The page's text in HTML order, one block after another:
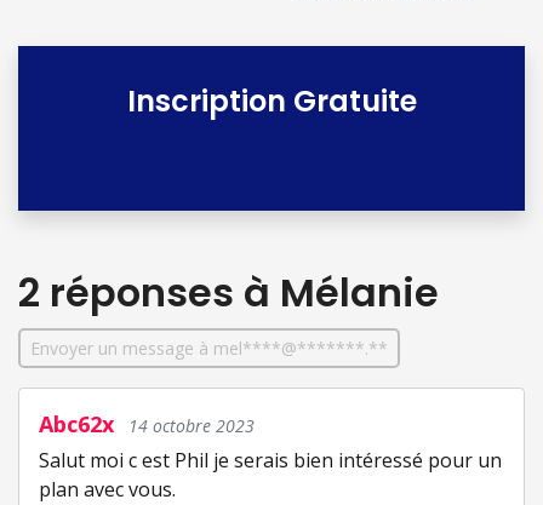
Inscription Gratuite
2 réponses à Mélanie
Envoyer un message à mel****@*******.**
Abc62x 14 octobre 2023
Salut moi c est Phil je serais bien intéressé pour un
plan avec vous.